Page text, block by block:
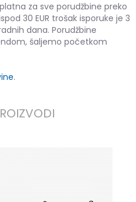
za sve porudžbine preko
30 EUR trošak isporuke je 3
dana. Porudžbine
šaljemo početkom
.